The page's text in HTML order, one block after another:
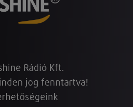
Rádió Kft.
jog fenntartva!